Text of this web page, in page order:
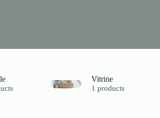
Vitrine
1 products